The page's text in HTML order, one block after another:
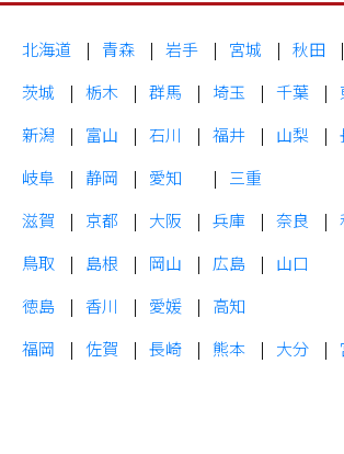
北海道 青森 岩手 宮城 秋田
茨城
栃木 群馬 埼玉 千葉
新潟
富山 石川 福井 山梨
岐阜
静岡 愛知
三重
滋賀
京都 大阪 兵庫 奈良
鳥取
島根 岡山 広島
山口
徳島
香川 愛媛
高知
福岡
佐賀 長崎 熊本 大分